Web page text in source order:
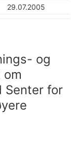
29.07.2005
og
Senter for